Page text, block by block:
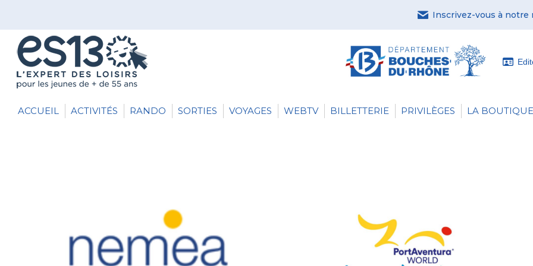
Inscrivez-vous à
ACCUEIL ACTIVITÉS RANDO SORTIES VOYAGES WEBTV BILLETTERIE PRIVILÈGES LA BOUTIQUE